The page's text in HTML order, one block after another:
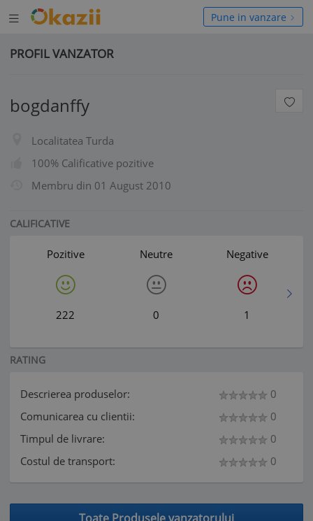
Deschide
meniul
Pune in vanzare
PROFIL VANZATOR
bogdanffy
Localitatea Turda
100% Calificative pozitive
Membru din 01 August 2010
CALIFICATIVE
Pozitive
222
Neutre
0
Negative
1
RATING
Descrierea produselor:
0
Comunicarea cu clientii:
0
Timpul de livrare:
0
Costul de transport:
0